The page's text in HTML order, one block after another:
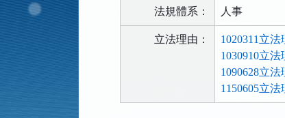
法規體系： 人事
立法理由：
1020311立法
1030910立法
1090628立法
1150605立法